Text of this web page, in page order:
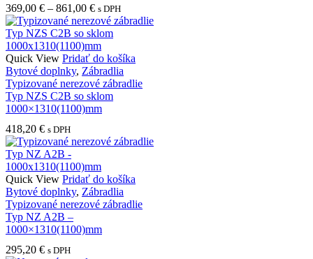
si
na
produktu.
369,00 € – 861,00 €Price
range:
369,00 €
through
861,00 €
s DPH
Quick View Pridať do košíka
Bytové doplnky, Zábradlia
Typizované nerezové zábradlie
Typ NZS C2B so sklom
1000×1310(1100)mm
418,20 € s DPH
Quick View Pridať do košíka
Bytové doplnky, Zábradlia
Typizované nerezové zábradlie
Typ NZ A2B –
1000×1310(1100)mm
295,20 € s DPH